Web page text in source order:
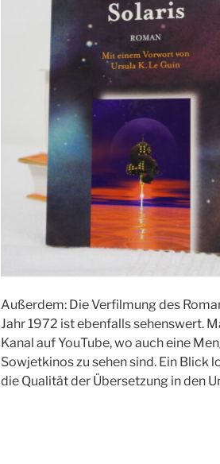
Außerdem: Die Verfilmung des
Jahr 1972 ist ebenfalls sehenswert.
Kanal auf YouTube, wo auch eine
Sowjetkinos zu sehen sind. Ein Blick
die Qualität der Übersetzung in den